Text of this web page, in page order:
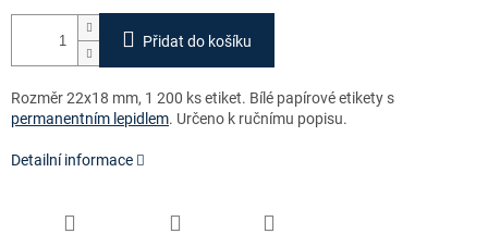
Přidat do košíku
Rozměr 22x18 mm, 1 200 ks etiket. Bílé papírové etikety s
permanentním lepidlem. Určeno k ručnímu popisu.
Detailní informace